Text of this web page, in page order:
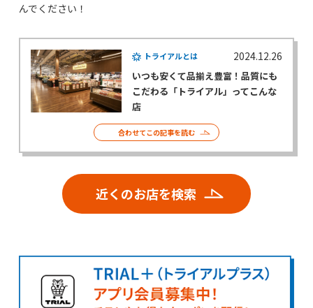
んでください！
トライアルとは 2024.12.26
いつも安くて品揃え豊富！品質にも
こだわる「トライアル」ってこんな
店
合わせてこの記事を読む
近くのお店を検索